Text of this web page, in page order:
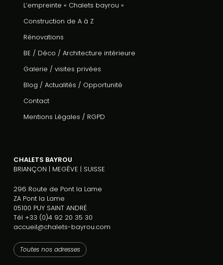
L’empreinte « Chalets bayrou »
Construction de A à Z
Rénovations
BE / Déco / Architecture intérieure
Galerie / visites privées
Blog / Actualités / Opportunité
Contact
Mentions Légales / RGPD
CHALETS BAYROU
BRIANÇON | MEGÈVE | SUISSE
296 Route de Pont la Lame
ZA Pont la Lame
05100 PUY SAINT ANDRÉ
Tél +33 (0)4 92 20 35 30
accueil@chalets-bayrou.com
Toutes nos adresses